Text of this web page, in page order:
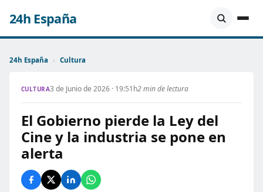
24h España
24h España › Cultura
CULTURA3 de Junio de 2026 · 19:51h2 min de lectura
El Gobierno pierde la Ley del
Cine y la industria se pone en
alerta